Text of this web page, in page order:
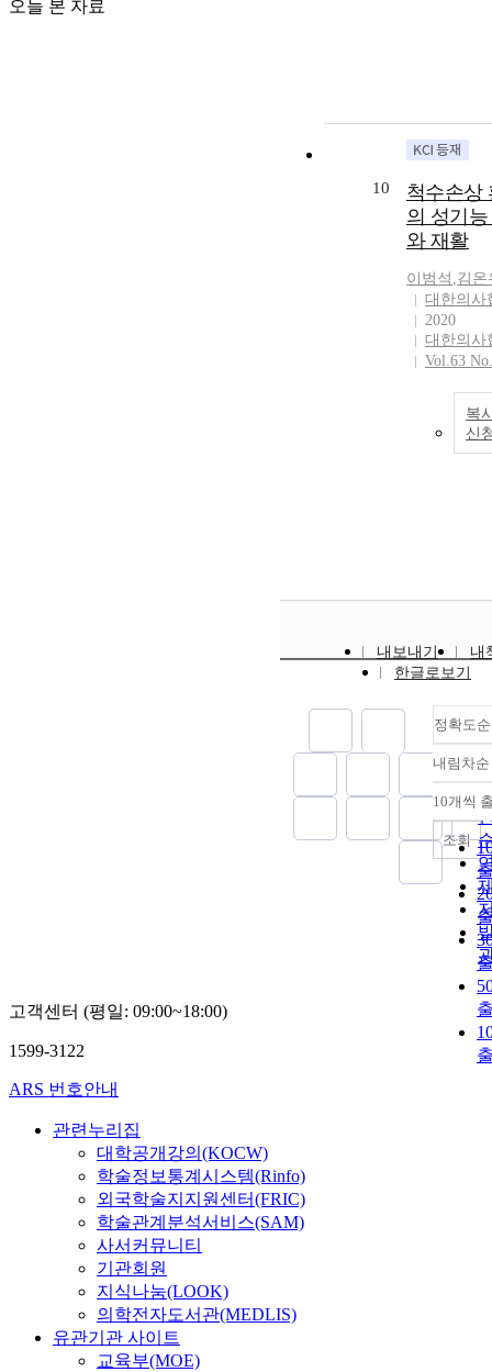
오늘 본 자료
10
척수손상
의 성기
와 재활
이범석 ,김온
대한의사
2020
대한의사
Vol.63
복
신
내보내기
내
한글로보기
정확도순
내림차순
10개씩
조회
고객센터 (평일: 09:00~18:00)
1599-3122
ARS 번호안내
관련누리집
대학공개강의(KOCW)
학술정보통계시스템(Rinfo)
외국학술지지원센터(FRIC)
학술관계분석서비스(SAM)
사서커뮤니티
기관회원
지식나눔(LOOK)
의학전자도서관(MEDLIS)
유관기관 사이트
교육부(MOE)